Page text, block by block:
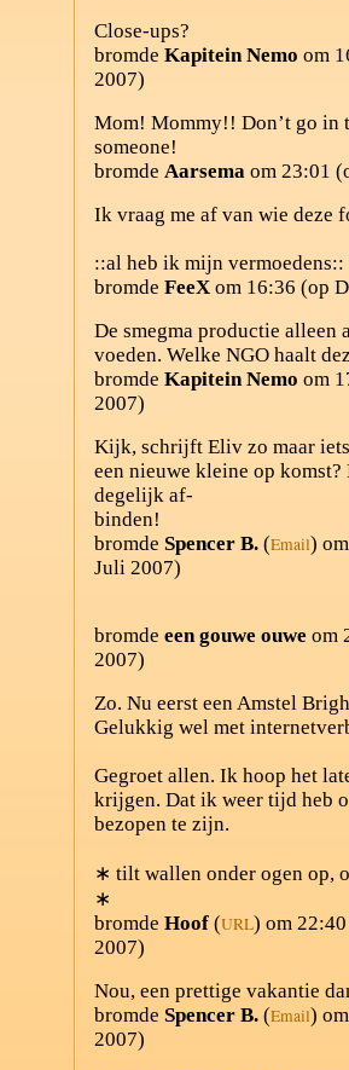
Close-ups?
bromde Kapitein Nemo om
2007)
Mom! Mommy!! Don’t go in
someone!
bromde Aarsema om 23:01
Ik vraag me af van wie deze
::al heb ik mijn vermoedens::
bromde FeeX om 16:36 (op
De smegma productie alleen
voeden. Welke NGO haalt
bromde Kapitein Nemo om
2007)
Kijk, schrijft Eliv zo maar
een nieuwe kleine op komst?
degelijk af-
binden!
bromde Spencer B. (Email)
Juli 2007)
bromde een gouwe ouwe om
2007)
Zo. Nu eerst een Amstel
Gelukkig wel met
Gegroet allen. Ik hoop het
krijgen. Dat ik weer tijd heb
bezopen te zijn.
∗ tilt wallen onder ogen op,
∗
bromde Hoof (URL) om
2007)
Nou, een prettige vakantie
bromde Spencer B. (Email)
2007)